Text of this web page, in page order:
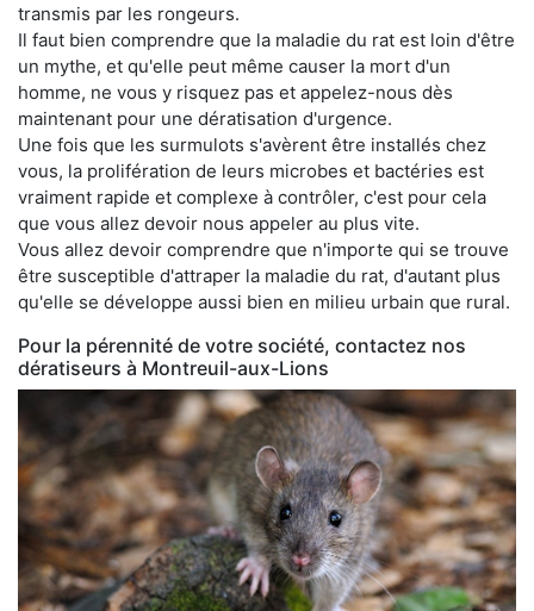
transmis par les rongeurs.
Il faut bien comprendre que la maladie du rat est loin d'être
un mythe, et qu'elle peut même causer la mort d'un
homme, ne vous y risquez pas et appelez-nous dès
maintenant pour une dératisation d'urgence.
Une fois que les surmulots s'avèrent être installés chez
vous, la prolifération de leurs microbes et bactéries est
vraiment rapide et complexe à contrôler, c'est pour cela
que vous allez devoir nous appeler au plus vite.
Vous allez devoir comprendre que n'importe qui se trouve
être susceptible d'attraper la maladie du rat, d'autant plus
qu'elle se développe aussi bien en milieu urbain que rural.
Pour la pérennité de votre société, contactez nos
dératiseurs à Montreuil-aux-Lions